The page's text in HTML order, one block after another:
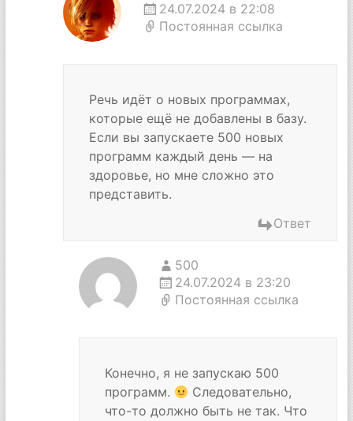
24.07.2024 в 22:08
Постоянная ссылка
Речь идёт о новых программах,
которые ещё не добавлены в базу.
Если вы запускаете 500 новых
программ каждый день — на
здоровье, но мне сложно это
представить.
Ответ
500
24.07.2024 в 23:20
Постоянная ссылка
Конечно, я не запускаю 500
программ.
Следовательно,
что-то должно быть не так. Что